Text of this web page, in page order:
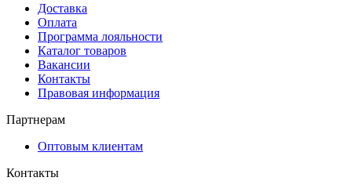
Доставка
Оплата
Программа лояльности
Каталог товаров
Вакансии
Контакты
Правовая информация
Партнерам
Оптовым клиентам
Контакты